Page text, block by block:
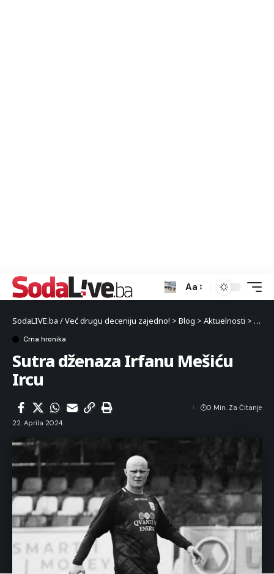
Aa
SodaLIVE.ba / Već drugu deceniju zajedno! > Blog > Aktuelnosti > Crna
Crna hronika
Sutra dženaza Irfanu Mešiću
Ircu
22. Aprila 2024.
0 Min. Za Čitanje